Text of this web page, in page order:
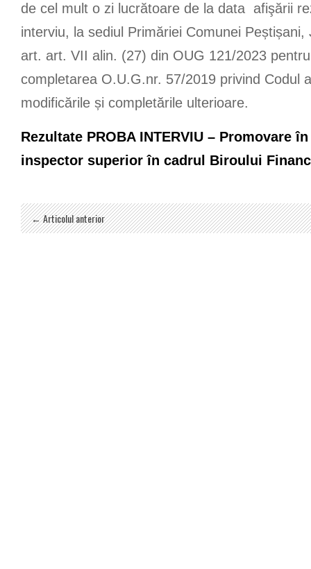
de cel mult o zi lucrătoare de la data afişării
interviu, la sediul Primăriei Comunei
art. art. VII alin. (27) din OUG 121/2023
completarea O.U.G.nr. 57/2019 privind Codul
modificările și completările ulterioare.
Rezultate PROBA INTERVIU – Promovare
inspector superior în cadrul Biroului
← Articolul anterior